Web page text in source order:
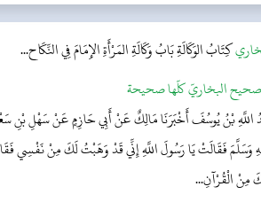
كِتَابُ الوَكَالَةِبَابُ وَكَالَةِ المَرْأَةِ الإِمَامَ فِي النِّكَاح...
البخاريّ كلّها صحيحة
بْنُ يُوسُفَ أَخْبَرَنَا مَالِكٌ عَنْ أَبِي حَازِمٍ عَنْ سَهْلِ بْنِ
وَسَلَّمَ فَقَالَتْ يَا رَسُولَ اللَّهِ إِنِّي قَدْ وَهَبْتُ لَكَ مِنْ نَفْسِي
مِنْ الْقُرْآنِ...